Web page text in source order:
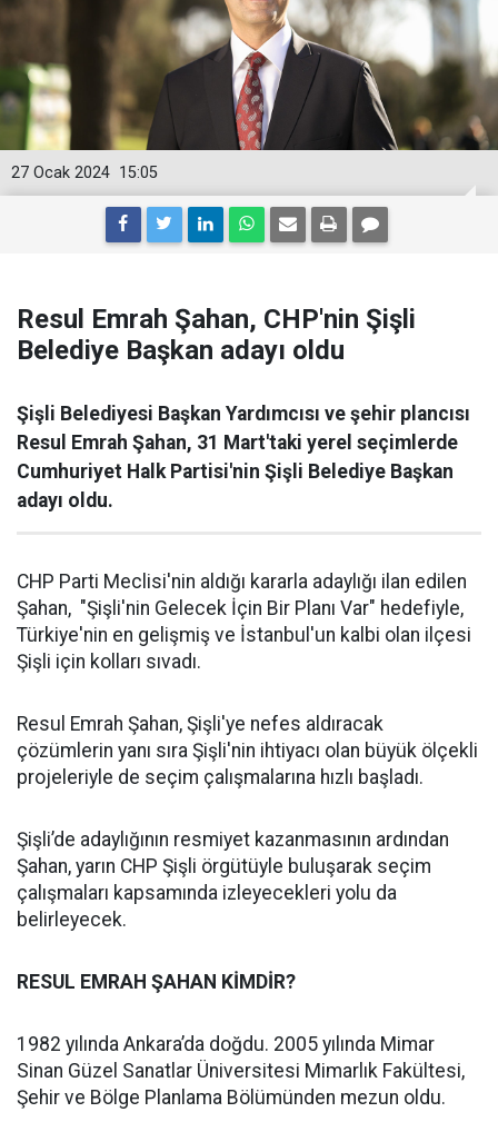
15:05
27 Ocak 2024
Resul Emrah Şahan, CHP'nin Şişli
Belediye Başkan adayı oldu
Şişli Belediyesi Başkan Yardımcısı ve şehir plancısı
Resul Emrah Şahan, 31 Mart'taki yerel seçimlerde
Cumhuriyet Halk Partisi'nin Şişli Belediye Başkan
adayı oldu.
CHP Parti Meclisi'nin aldığı kararla adaylığı ilan edilen
Şahan, "Şişli'nin Gelecek İçin Bir Planı Var" hedefiyle,
Türkiye'nin en gelişmiş ve İstanbul'un kalbi olan ilçesi
Şişli için kolları sıvadı.
Resul Emrah Şahan, Şişli'ye nefes aldıracak
çözümlerin yanı sıra Şişli'nin ihtiyacı olan büyük ölçekli
projeleriyle de seçim çalışmalarına hızlı başladı.
Şişli’de adaylığının resmiyet kazanmasının ardından
Şahan, yarın CHP Şişli örgütüyle buluşarak seçim
çalışmaları kapsamında izleyecekleri yolu da
belirleyecek.
RESUL EMRAH ŞAHAN KİMDİR?
1982 yılında Ankara’da doğdu. 2005 yılında Mimar
Sinan Güzel Sanatlar Üniversitesi Mimarlık Fakültesi,
Şehir ve Bölge Planlama Bölümünden mezun oldu.